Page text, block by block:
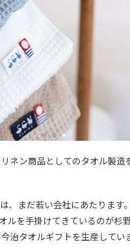
ネン商品としてのタオル製
、まだ若い会社にあたります
ルを手掛けてきているのが杉
治タオルギフトを生産してい